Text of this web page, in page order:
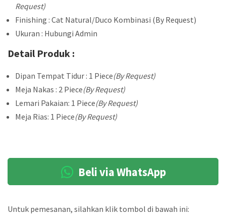
Request)
Finishing : Cat Natural/Duco Kombinasi (By Request)
Ukuran : Hubungi Admin
Detail Produk :
Dipan Tempat Tidur : 1 Piece(By Request)
Meja Nakas : 2 Piece(By Request)
Lemari Pakaian: 1 Piece(By Request)
Meja Rias: 1 Piece(By Request)
Beli via WhatsApp
Untuk pemesanan, silahkan klik tombol di bawah ini: